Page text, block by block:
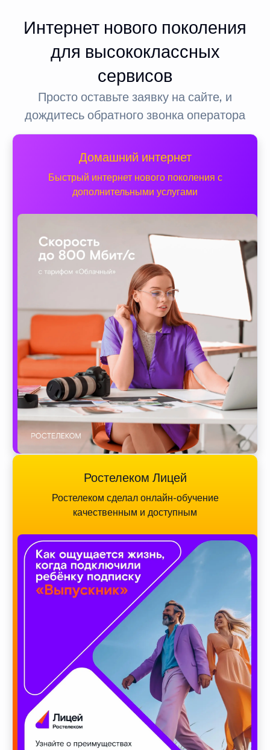
Интернет нового поколения
для высококлассных
сервисов
Просто оставьте заявку на сайте, и
дождитесь обратного звонка оператора
Домашний интернет
Быстрый интернет нового поколения с
дополнительными услугами
Ростелеком Лицей
Ростелеком сделал онлайн-обучение
качественным и доступным